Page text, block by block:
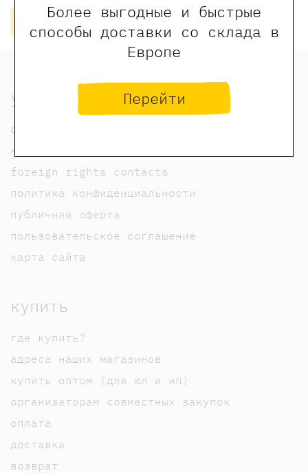
Более выгодные и быстрые
способы доставки со склада в
Европе
Перейти
Подписаться
узнать
о нас
контакты
foreign rights contacts
политика конфиденциальности
публичная оферта
пользовательское соглашение
карта сайта
купить
где купить?
адреса наших магазинов
купить оптом (для юл и ип)
организаторам совместных закупок
оплата
доставка
возврат